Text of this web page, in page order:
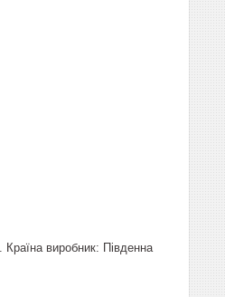
виробник: Південна